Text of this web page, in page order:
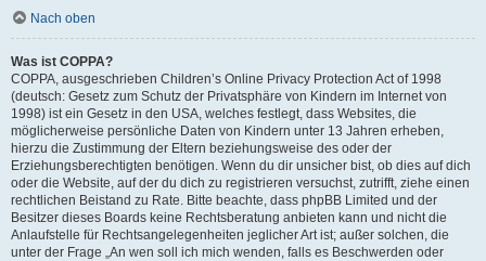
Nach oben
Was ist COPPA?
COPPA, ausgeschrieben Children’s Online Privacy Protection Act of 1998
(deutsch: Gesetz zum Schutz der Privatsphäre von Kindern im Internet von
1998) ist ein Gesetz in den USA, welches festlegt, dass Websites, die
möglicherweise persönliche Daten von Kindern unter 13 Jahren erheben,
hierzu die Zustimmung der Eltern beziehungsweise des oder der
Erziehungsberechtigten benötigen. Wenn du dir unsicher bist, ob dies auf dich
oder die Website, auf der du dich zu registrieren versuchst, zutrifft, ziehe einen
rechtlichen Beistand zu Rate. Bitte beachte, dass phpBB Limited und der
Besitzer dieses Boards keine Rechtsberatung anbieten kann und nicht die
Anlaufstelle für Rechtsangelegenheiten jeglicher Art ist; außer solchen, die
unter der Frage „An wen soll ich mich wenden, falls es Beschwerden oder